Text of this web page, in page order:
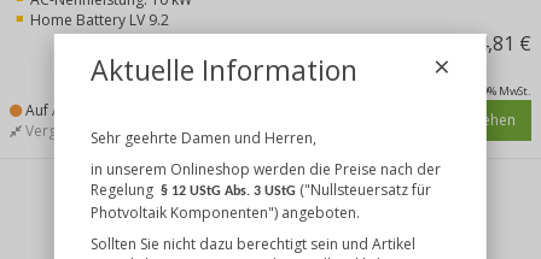
Home Battery LV 9.2
5.234,81 €
inkl. 19% MwSt.
Auf Anfrage Details ansehen
Vergleichen Merken
Aktuelle Information
Sehr geehrte Damen und Herren,
in unserem Onlineshop werden die Preise nach der
Regelung § 12 UStG Abs. 3 UStG("Nullsteuersatz für
Photvoltaik Komponenten") angeboten.
Sollten Sie nicht dazu berechtigt sein und Artikel
×